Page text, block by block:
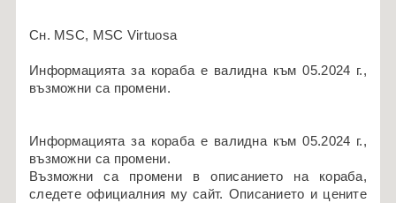
Сн. MSC, MSC Virtuosa
Информацията за кораба е валидна към 05.2024 г.,
възможни са промени.
Информацията за кораба е валидна към 05.2024 г.,
възможни са промени.
Възможни са промени в описанието на кораба,
следете официалния му сайт. Описанието и цените